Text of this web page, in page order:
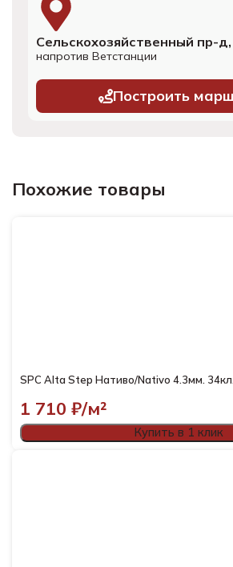
Сельскохозяйственный пр-д,
напротив Ветстанции
Построить
Похожие товары
1 710 ₽/м²
Купить в 1 клик